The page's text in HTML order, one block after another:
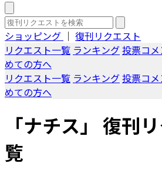
ショッピング ｜ 復刊リクエスト
リクエスト一覧 ランキング投票コメ
めての方へ
リクエスト一覧 ランキング投票コメ
めての方へ
「ナチス」 復刊
覧